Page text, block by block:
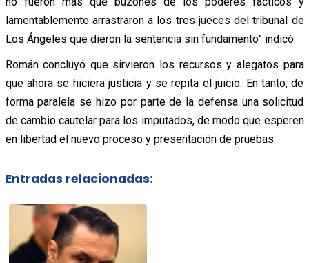
lamentablemente arrastraron a los tres jueces del tribunal de
Los Ángeles que dieron la sentencia sin fundamento” indicó.
Román concluyó que sirvieron los recursos y alegatos para
que ahora se hiciera justicia y se repita el juicio. En tanto, de
forma paralela se hizo por parte de la defensa una solicitud
de cambio cautelar para los imputados, de modo que esperen
en libertad el nuevo proceso y presentación de pruebas.
Entradas relacionadas: